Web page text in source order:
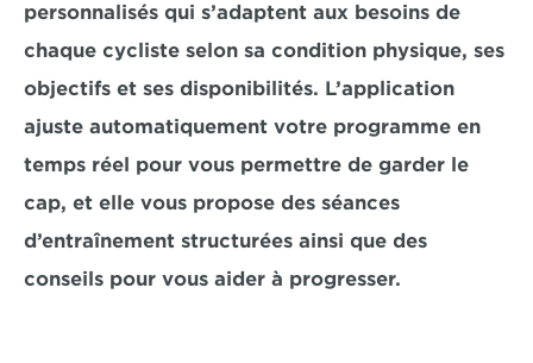
personnalisés qui s’adaptent aux besoins de
chaque cycliste selon sa condition physique, ses
objectifs et ses disponibilités. L’application
ajuste automatiquement votre programme en
temps réel pour vous permettre de garder le
cap, et elle vous propose des séances
d’entraînement structurées ainsi que des
conseils pour vous aider à progresser.